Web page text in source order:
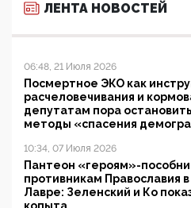
ЛЕНТА НОВОСТЕЙ
06:48, 21 Июля 2026
Посмертное ЭКО как
расчеловечивания и
депутатам пора
методы «спасения
10:34, 07 Июля 2026
Пантеон «героям»-
противникам Православия
Лавре: Зеленский и Ко